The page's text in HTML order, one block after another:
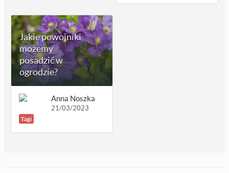
Jakie powojniki
możemy
posadzić w
ogrodzie?
Anna Noszka
21/03/2023
Tagi